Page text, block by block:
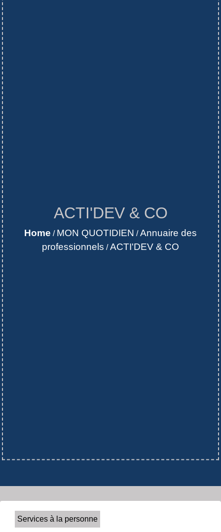
ACTI'DEV & CO
Home / MON QUOTIDIEN /Annuaire des
professionnels /ACTI'DEV & CO
Services à la personne